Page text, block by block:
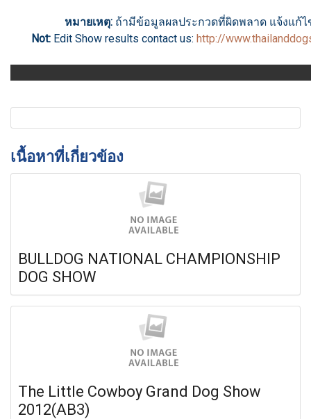
หมายเหตุ:ถ้ามีข้อมูลผลประกวดที่ผิดพลาด แจ้งแก้ไ
Not: Edit Show results contact us: http://
เนื้อหาที่เกี่ยวข้อง
BULLDOG NATIONAL CHAMPIONSHIP
DOG SHOW
The Little Cowboy Grand Dog Show
2012(AB3)